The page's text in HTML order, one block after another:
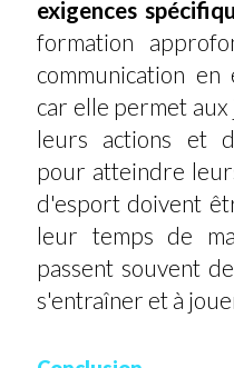
exigences
formation
communication
car elle permet
leurs actions et
pour atteindre
d'esport doivent
leur temps de
passent souvent
s'entraîner et à